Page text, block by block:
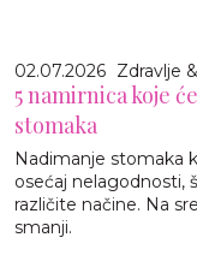
02.07.2026 Zdravlje
5 namirnica koje
stomaka
Nadimanje stomaka
osećaj nelagodnosti,
različite načine. Na
smanji.